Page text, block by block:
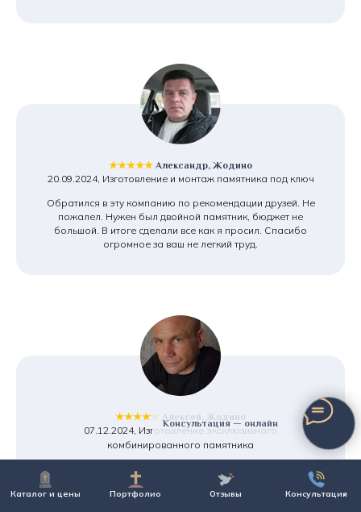
Каталог и цены Портфолио Отзывы Консультация
Консультация — онлайн
★★★★★ Александр, Жодино
20.09.2024, Изготовление и монтаж памятника под ключ
Обратился в эту компанию по рекомендации друзей. Не
пожалел. Нужен был двойной памятник, бюджет не
большой. В итоге сделали все как я просил. Спасибо
огромное за ваш не легкий труд.
★★★★★ Алексей, Жодино
07.12.2024, Изготовление эксклюзивного
комбинированного памятника
В этой компании мы ставим уже второй памятник.
Устраивает и соотношение цена/качество, и главное
отношение к делу ее сотрудников. У монтажников просто